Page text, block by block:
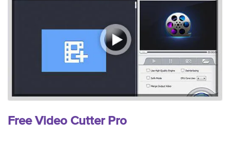
Free Video Cutter Pro